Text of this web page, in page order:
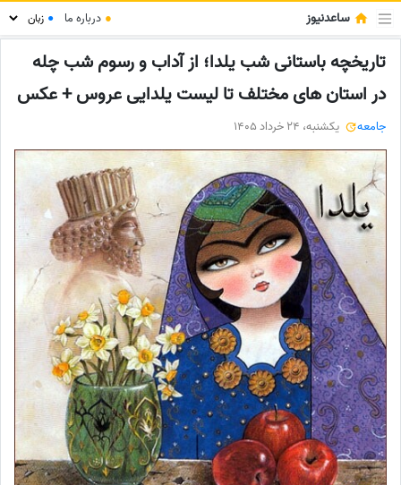
ساعدنیوز ● درباره ما ●
تاریخچه باستانی شب یلدا؛ از آداب و رسوم شب چله
در استان های مختلف تا لیست یلدایی عروس + عکس
جامعه یکشنبه، 24 خرداد 1405